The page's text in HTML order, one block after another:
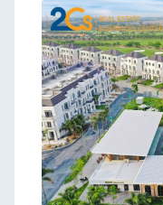
cao
đè
nặng
cùng
siết